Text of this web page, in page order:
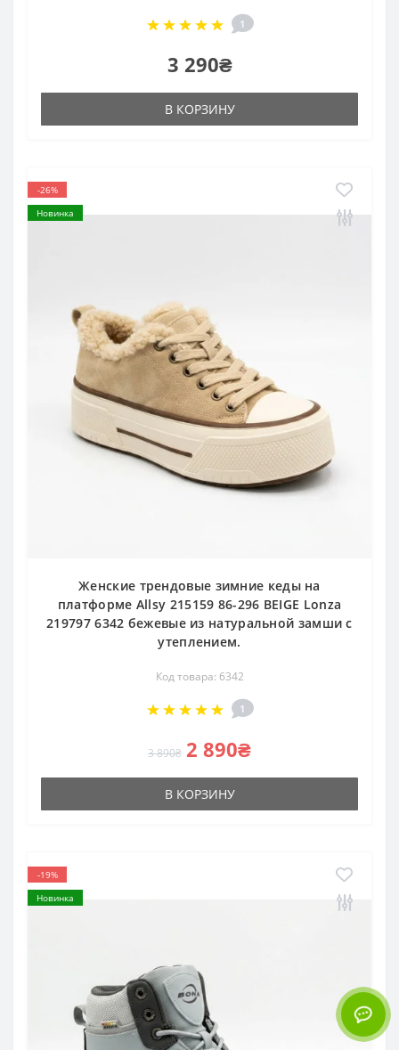
1
3 290₴
В КОРЗИНУ
-26%
Новинка
Женские трендовые зимние кеды на
платформе Allsy 215159 86-296 BEIGE Lonza
219797 6342 бежевые из натуральной замши с
утеплением.
Код товара: 6342
1
3 890₴ 2 890₴
В КОРЗИНУ
-19%
Новинка